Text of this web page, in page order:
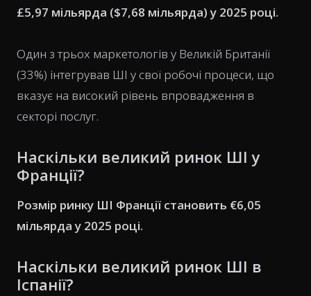
£5,97 мільярда ($7,68 мільярда) у 2025 році.
Один з трьох маркетологів у Великій Британії
(33%) інтегрував ШІ у свої робочі процеси, що
вказує на високий рівень впровадження в
секторі послуг.
Наскільки великий ринок ШІ у
Франції?
Розмір ринку ШІ Франції становить €6,05
мільярда у 2025 році.
Наскільки великий ринок ШІ в
Іспанії?